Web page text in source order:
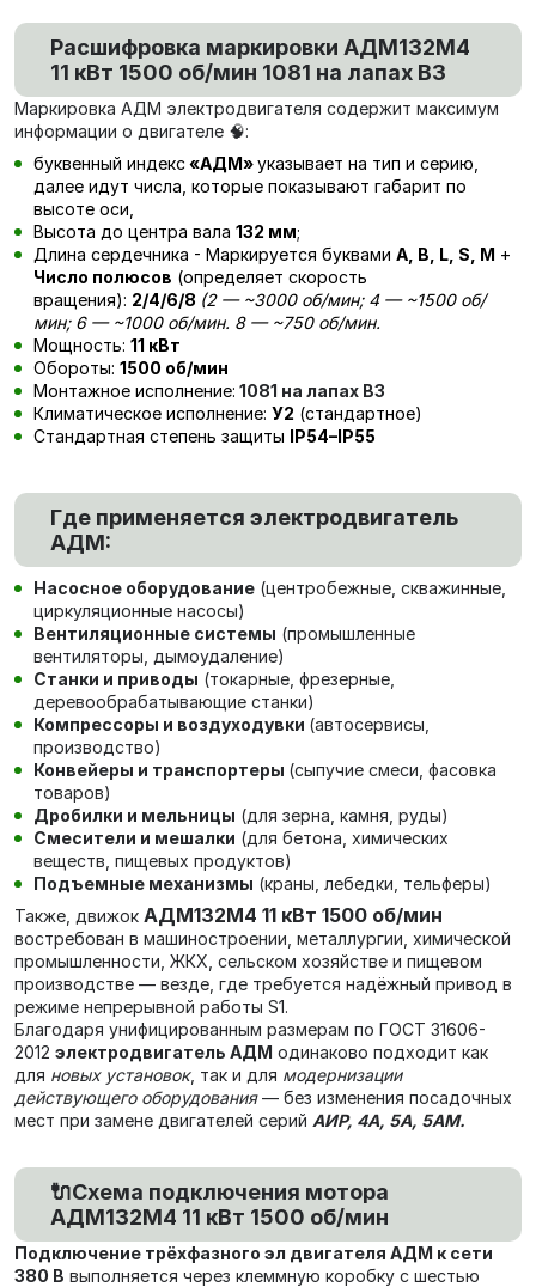
Расшифровка маркировки АДМ132М4
11 кВт 1500 об/мин 1081 на лапах В3
Маркировка АДМ электродвигателя содержит максимум
информации о двигателе 🧠:
буквенный индекс «АДМ»указывает на тип и серию,
далее идут числа, которые показывают габарит по
высоте оси,
Высота до центра вала 132 мм;
Длина сердечника - Маркируется буквами А, В, L, S, М +
Число полюсов (определяет скорость
вращения): 2/4/6/8 (2— ~3000 об/мин; 4 — ~1500 об/
мин; 6 — ~1000 об/мин. 8 — ~750 об/мин.
Мощность: 11 кВт
Обороты: 1500 об/мин
Монтажное исполнение: 1081 на лапах В3
Климатическое исполнение: У2 (стандартное)
Стандартная степень защиты IP54–IP55
Где применяется электродвигатель
АДМ:
Насосное оборудование (центробежные, скважинные,
циркуляционные насосы)
Вентиляционные системы (промышленные
вентиляторы, дымоудаление)
Станки и приводы (токарные, фрезерные,
деревообрабатывающие станки)
Компрессоры и воздуходувки (автосервисы,
производство)
Конвейеры и транспортеры (сыпучие смеси, фасовка
товаров)
Дробилки и мельницы (для зерна, камня, руды)
Смесители и мешалки (для бетона, химических
веществ, пищевых продуктов)
Подъемные механизмы (краны, лебедки, тельферы)
Также, движок АДМ132М4 11 кВт 1500 об/мин
востребован в машиностроении, металлургии, химической
промышленности, ЖКХ, сельском хозяйстве и пищевом
производстве — везде, где требуется надёжный привод в
режиме непрерывной работы S1.
Благодаря унифицированным размерам по ГОСТ 31606-
2012 электродвигатель АДМ одинаково подходит как
для новых установок, так и для модернизации
действующего оборудования— без изменения посадочных
мест при замене двигателей серий АИР, 4А, 5А, 5АМ.
🔌Схема подключения мотора
АДМ132М4 11 кВт 1500 об/мин
Подключение трёхфазного эл двигателя АДМ к сети
380 В выполняется через клеммную коробку с шестью